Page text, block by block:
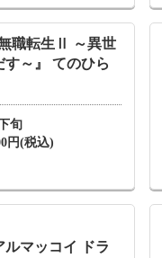
職転生Ⅱ ～異世
～』 てのひら
旬
円(税込)
マッコイ ドラ